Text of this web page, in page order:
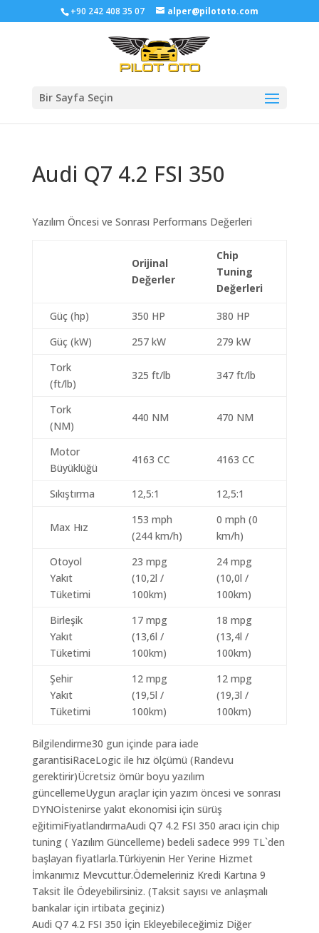
+90 242 408 35 07 alper@pilototo.com
Bir Sayfa Seçin
Audi Q7 4.2 FSI 350
Yazılım Öncesi ve Sonrası Performans Değerleri
Orijinal
Değerler
Chip
Tuning
Değerleri
Güç (hp) 350 HP
380 HP
Güç (kW)
257 kW
279 kW
Tork
(ft/lb)
325 ft/lb 347 ft/lb
Tork
(NM)
440 NM 470 NM
Motor
Büyüklüğü
4163 CC 4163 CC
Sıkıştırma 12,5:1 12,5:1
Max Hız
153 mph
(244 km/h)
0 mph (0
km/h)
Otoyol
Yakıt
Tüketimi
23 mpg
(10,2l /
100km)
24 mpg
(10,0l /
100km)
Birleşik
Yakıt
Tüketimi
17 mpg
(13,6l /
100km)
18 mpg
(13,4l /
100km)
Şehir
Yakıt
Tüketimi
12 mpg
(19,5l /
100km)
12 mpg
(19,3l /
100km)
Bilgilendirme30 gun içinde para iade
garantisiRaceLogic ile hız ölçümü (Randevu
gerektirir)Ücretsiz ömür boyu yazılım
güncellemeUygun araçlar için yazım öncesi ve sonrası
DYNOİstenirse yakıt ekonomisi için sürüş
eğitimiFiyatlandırmaAudi Q7 4.2 FSI 350 aracı için chip
tuning ( Yazılım Güncelleme) bedeli sadece 999 TL`den
başlayan fiyatlarla.Türkiyenin Her Yerine Hizmet
İmkanımız Mevcuttur.Ödemeleriniz Kredi Kartına 9
Taksit İle Ödeyebilirsiniz. (Taksit sayısı ve anlaşmalı
bankalar için irtibata geçiniz)
Audi Q7 4.2 FSI 350 İçin Ekleyebileceğimiz Diğer